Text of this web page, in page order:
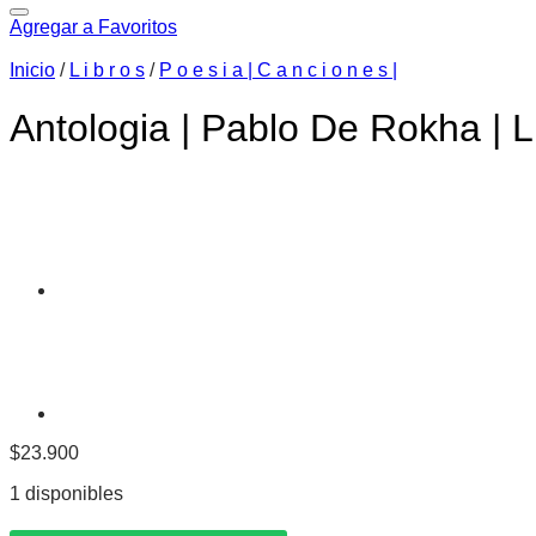
Agregar a Favoritos
Inicio / L i b r o s / P o e s i a | C a n c i o n e s |
Antologia | Pablo De Rokha |
$23.900
1 disponibles